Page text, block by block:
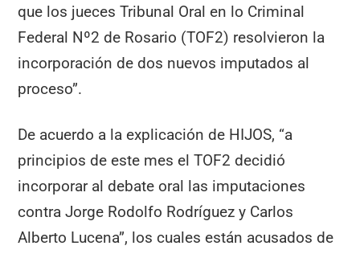
que los jueces Tribunal Oral en lo Criminal
Federal Nº2 de Rosario (TOF2) resolvieron la
incorporación de dos nuevos imputados al
proceso”.
De acuerdo a la explicación de HIJOS, “a
principios de este mes el TOF2 decidió
incorporar al debate oral las imputaciones
contra Jorge Rodolfo Rodríguez y Carlos
Alberto Lucena”, los cuales están acusados de